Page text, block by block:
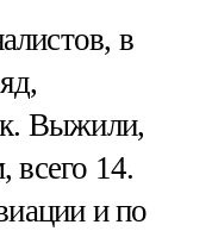
в
Выжили,
всего 14.
и по